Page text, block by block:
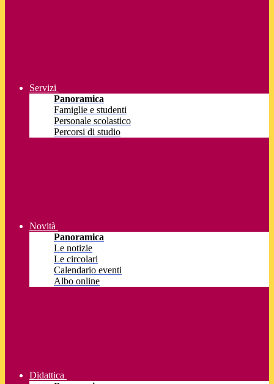
Servizi
Panoramica
Famiglie e studenti
Personale scolastico
Percorsi di studio
Novità
Panoramica
Le notizie
Le circolari
Calendario eventi
Albo online
Didattica